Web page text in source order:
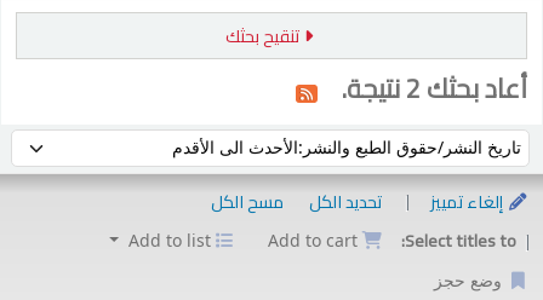
تنقيح بحثك
أعاد بحثك 2 نتيجة.
فرز حسب:
إلغاء تمييز
تحديد الكل
مسح الكل
Select titles to:
Add to cart
Add to list
وضع حجز